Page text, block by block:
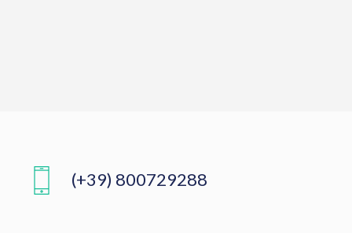
(+39) 800729288